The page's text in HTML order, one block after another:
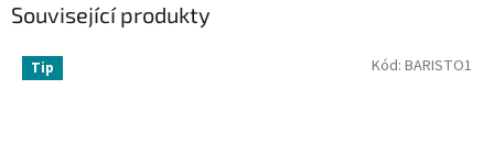
Související produkty
Tip Kód: BARISTO1